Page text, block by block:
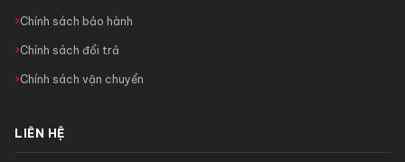
Chính sách bảo hành
Chính sách đổi trả
Chính sách vận chuyển
LIÊN HỆ